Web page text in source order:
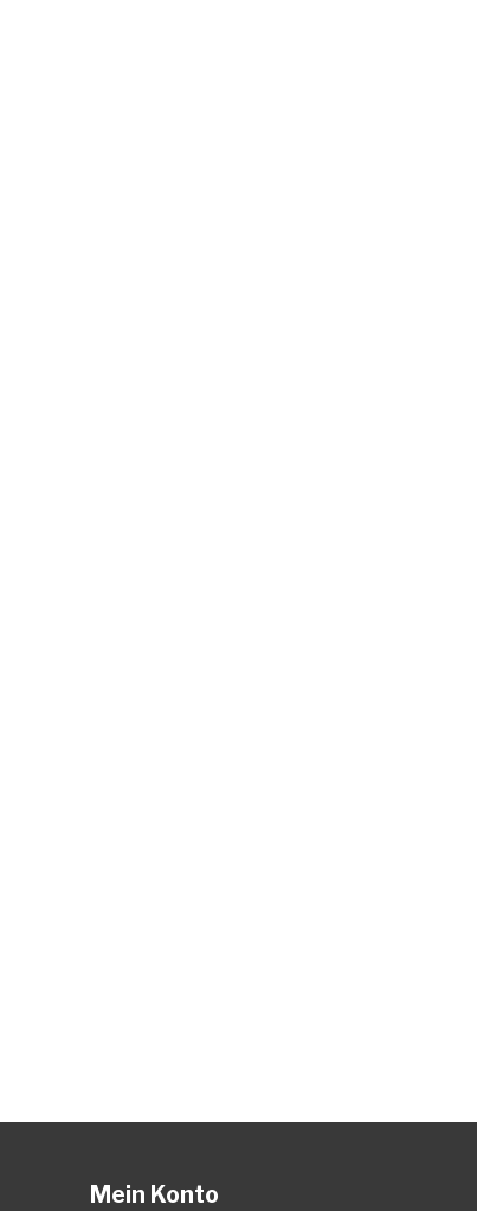
Mein Konto